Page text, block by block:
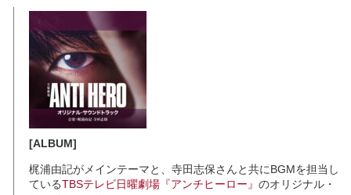
[ALBUM]
梶浦由記がメインテーマと、寺田志保さんと共にBGMを担当し
ているTBSテレビ日曜劇場『アンチヒーロー』 のオリジナル・